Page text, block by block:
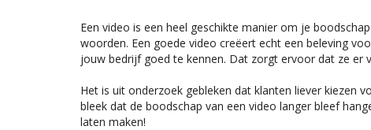
Een video is een heel geschikte manier om je
woorden. Een goede video creëert echt een beleving
jouw bedrijf goed te kennen. Dat zorgt ervoor dat ze er
Het is uit onderzoek gebleken dat klanten liever kiezen
bleek dat de boodschap van een video langer bleef
laten maken!